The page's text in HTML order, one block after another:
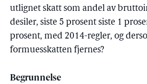
utlignet skatt som andel av
desiler, siste 5 prosent siste 1
prosent, med 2014-regler, og
formuesskatten fjernes?
Begrunnelse